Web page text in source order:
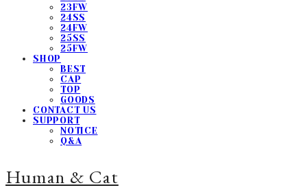
23FW
24SS
24FW
25SS
25FW
SHOP
BEST
CAP
TOP
GOODS
CONTACT US
SUPPORT
NOTICE
Q&A
Human & Cat